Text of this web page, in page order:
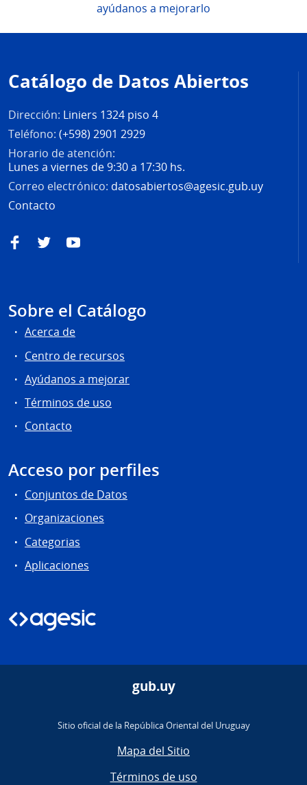
ayúdanos a mejorarlo
de
página
Catálogo de Datos Abiertos
Dirección: Liniers 1324 piso 4
Teléfono: (+598) 2901 2929
Horario de atención:
Lunes a viernes de 9:30 a 17:30 hs.
Correo electrónico: datosabiertos@agesic.gub.uy
Contacto
FacebookTwitterYouTube
Sobre el Catálogo
Acerca de
Centro de recursos
Ayúdanos a mejorar
Términos de uso
Contacto
Acceso por perfiles
Conjuntos de Datos
Organizaciones
Categorias
Aplicaciones
gub.uy
Sitio oficial de la República Oriental del Uruguay
Mapa del Sitio
Términos de uso